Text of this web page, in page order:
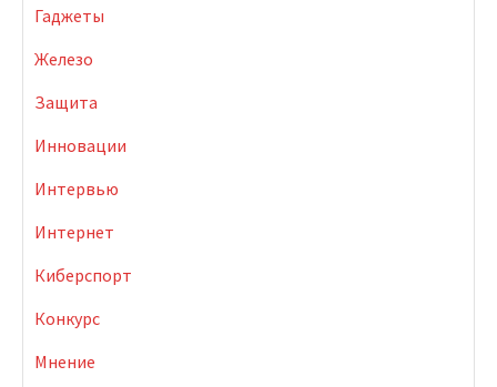
Гаджеты
Железо
Защита
Инновации
Интервью
Интернет
Киберспорт
Конкурс
Мнение